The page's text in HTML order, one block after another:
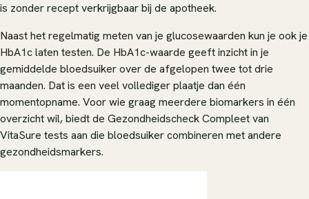
is zonder recept verkrijgbaar bij de apotheek.
Naast het regelmatig meten van je glucosewaarden kun je ook je
HbA1c laten testen. De HbA1c-waarde geeft inzicht in je
gemiddelde bloedsuiker over de afgelopen twee tot drie
maanden. Dat is een veel vollediger plaatje dan één
momentopname. Voor wie graag meerdere biomarkers in één
overzicht wil, biedt de Gezondheidscheck Compleet van
VitaSure tests aan die bloedsuiker combineren met andere
gezondheidsmarkers.